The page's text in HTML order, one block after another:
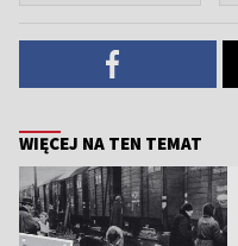
WIĘCEJ NA TEN TEMAT